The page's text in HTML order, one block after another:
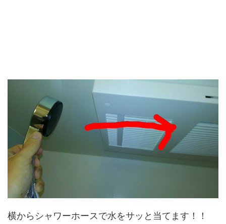
横からシャワーホースで水をサッと当てます！！